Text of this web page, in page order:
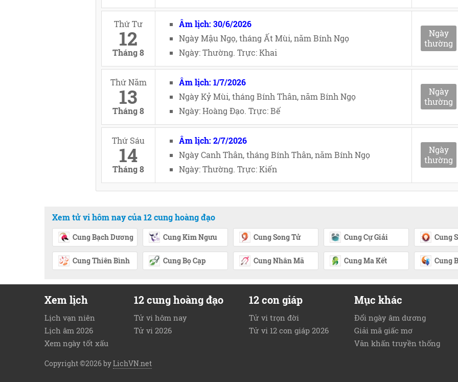
Thứ Tư
12
Tháng 8
Âm lịch: 30/6/2026
Ngày Mậu Ngọ, tháng Ất Mùi, năm Bính Ngọ
Ngày: Thường. Trực: Khai
Ngày
thường
Thứ Năm
13
Tháng 8
Âm lịch: 1/7/2026
Ngày Kỷ Mùi, tháng Bính Thân, năm Bính Ngọ
Ngày: Hoàng Đạo. Trực: Bế
Ngày
thường
Thứ Sáu
14
Tháng 8
Âm lịch: 2/7/2026
Ngày Canh Thân, tháng Bính Thân, năm Bính Ngọ
Ngày: Thường. Trực: Kiến
Ngày
thường
Xem tử vi hôm nay của 12 cung hoàng đạo
Cung Bạch Dương Cung Kim Ngưu Cung Song Tử Cung Cự Giải Cung
Cung Thiên Bình Cung Bọ Cạp Cung Nhân Mã Cung Ma Kết Cung
Xem lịch
Lịch vạn niên
Lịch âm 2026
Xem ngày tốt xấu
12 cung hoàng đạo
Tử vi hôm nay
Tử vi 2026
12 con giáp
Tử vi trọn đời
Tử vi 12 con giáp 2026
Mục khác
Đổi ngày âm dương
Giải mã giấc mơ
Văn khấn truyền thống
Copyright ©2026 byLichVN.net